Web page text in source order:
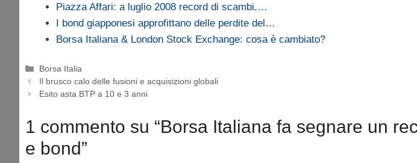
Piazza Affari: a luglio 2008 record di scambi.…
I bond giapponesi approfittano delle perdite del…
Borsa Italiana & London Stock Exchange: cosa è cambiato?
Categorie
Borsa Italia
Il brusco calo delle fusioni e acquisizioni globali
Esito asta BTP a 10 e 3 anni
1 commento su “Borsa Italiana fa segnare un
e bond”